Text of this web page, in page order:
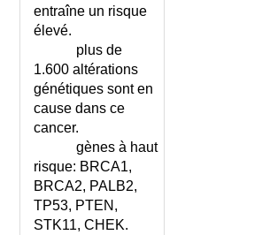
DE L'ADULTE
DE L'ENFANT
A CORONAIRES
(SYNDROME
entraîne un risque
élevé.
plus de
1.600 altérations
génétiques sont en
cause dans ce
cancer.
gènes à haut
risque: BRCA1,
BRCA2, PALB2,
TP53, PTEN,
STK11, CHEK.